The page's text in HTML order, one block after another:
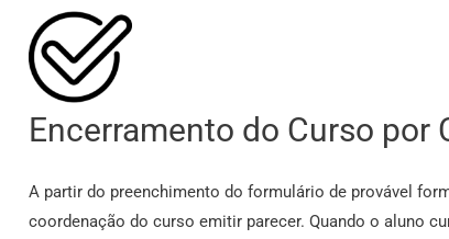
Encerramento do Curso por
A partir do preenchimento do formulário de provável
coordenação do curso emitir parecer. Quando o aluno